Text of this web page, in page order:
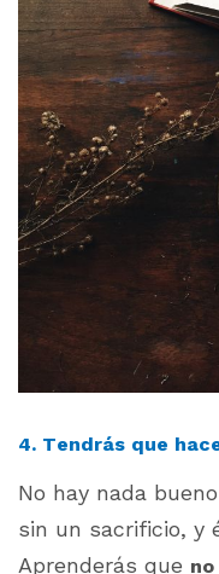
4. Tendrás que
No hay nada
sin un sacrificio, y
Aprenderás que